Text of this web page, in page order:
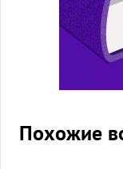
Похожие